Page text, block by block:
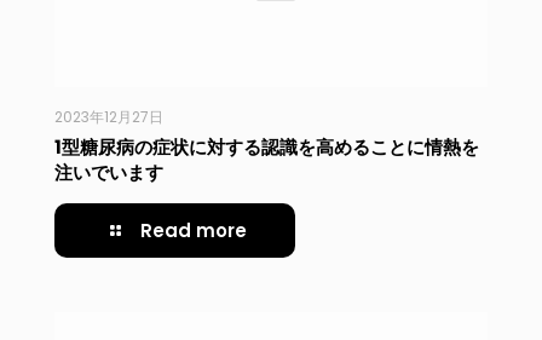
2023年12月27日
1型糖尿病の症状に対する認識を高めることに情熱を
注いでいます
Read more